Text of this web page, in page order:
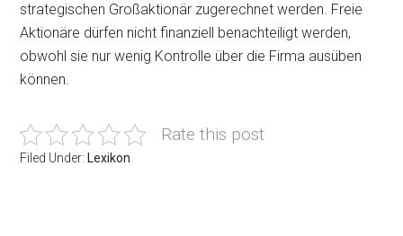
strategischen Großaktionär zugerechnet werden. Freie
Aktionäre dürfen nicht finanziell benachteiligt werden,
obwohl sie nur wenig Kontrolle über die Firma ausüben
können.
Rate this post
Filed Under: Lexikon